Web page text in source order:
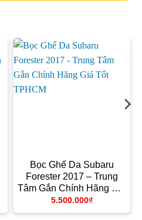
Bọc Ghế Da Subaru
Forester 2017 – Trung
Tâm Gắn Chính Hãng Giá
Tốt TPHCM
5.500.000₫